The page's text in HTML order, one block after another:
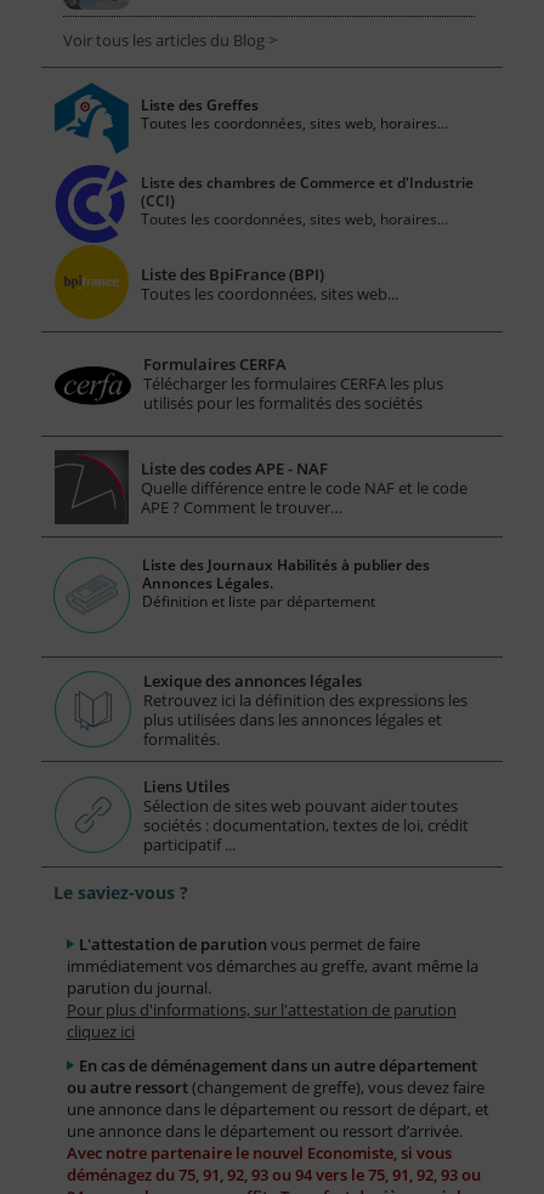
Voir tous les articles du Blog >
Liste des Greffes
Toutes les coordonnées, sites web, horaires...
Liste des chambres de Commerce et d'Industrie
(CCI)
Toutes les coordonnées, sites web, horaires...
Liste des BpiFrance (BPI)
Toutes les coordonnées, sites web...
Formulaires CERFA
Télécharger les formulaires CERFA les plus
utilisés pour les formalités des sociétés
Liste des codes APE - NAF
Quelle différence entre le code NAF et le code
APE ? Comment le trouver…
Liste des Journaux Habilités à publier des
Annonces Légales.
Définition et liste par département
Lexique des annonces légales
Retrouvez ici la définition des expressions les
plus utilisées dans les annonces légales et
formalités.
Liens Utiles
Sélection de sites web pouvant aider toutes
sociétés : documentation, textes de loi, crédit
participatif ...
Le saviez-vous ?
L'attestation de parution vous permet de faire
immédiatement vos démarches au greffe, avant même la
parution du journal.
Pour plus d'informations, sur l'attestation de parution
cliquez ici
En cas de déménagement dans un autre département
ou autre ressort(changement de greffe), vous devez faire
une annonce dans le département ou ressort de départ, et
une annonce dans le département ou ressort d’arrivée.
Avec notre partenaire le nouvel Economiste, si vous
déménagez du 75, 91, 92, 93 ou 94 vers le 75, 91, 92, 93 ou